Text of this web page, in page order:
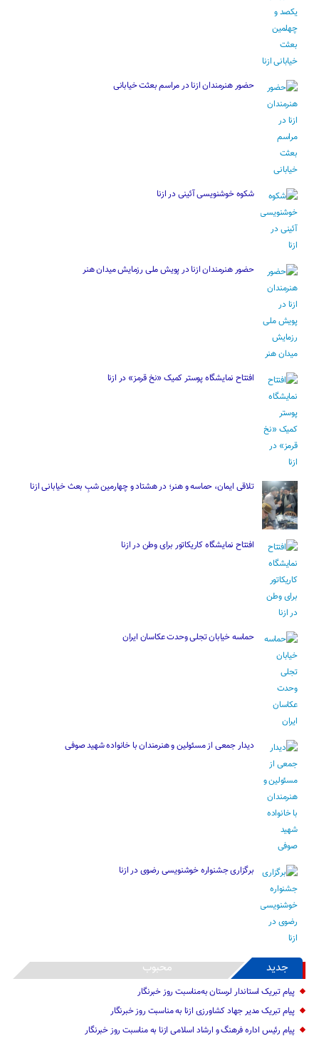
حضور هنرمندان ازنا در مراسم بعثت خیابانی
شکوه خوشنویسی آئینی در ازنا
حضور هنرمندان ازنا در پویش ملی رزمایش میدان هنر
افتتاح نمایشگاه پوستر کمیک «نخ قرمز» در ازنا
تلاقی ایمان، حماسه و هنر؛ در هشتاد و چهارمین شبِ بعث خیابانی ازنا
افتتاح نمایشگاه کاریکاتور برای وطن در ازنا
حماسه خیابان تجلی وحدت عکاسان ایران
دیدار جمعی از مسئولین و هنرمندان با خانواده شهید صوفی
برگزاری جشنواره خوشنویسی رضوی در ازنا
جدید محبوب
پیام تبریک استاندار لرستان به‌مناسبت روز خبرنگار
پیام تبریک مدیر جهاد کشاورزی ازنا به مناسبت روز خبرنگار
پیام رئیس اداره فرهنگ و ارشاد اسلامی ازنا به مناسبت روز خبرنگار